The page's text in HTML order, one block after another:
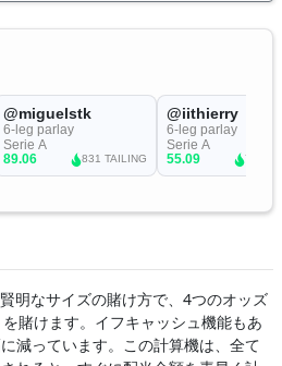
明なサイズの賭け方で、4つのオッズ
賭けます。イフキャッシュ機能もあ
減っています。この計算機は、全て